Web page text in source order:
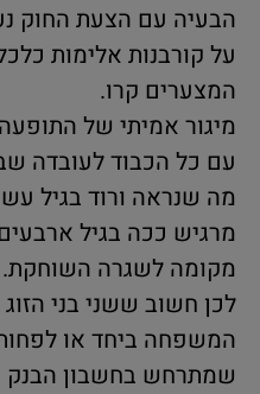
הבעיה עם הצעת החוק
על קורבנות אלימות
המצערים קרו.
מיגור אמיתי של
עם כל הכבוד לעובדה
מה שנראה ורוד בגיל
מרגיש ככה בגיל
מקומה לשגרה השוחקת.
לכן חשוב ששני בני
המשפחה ביחד או
שמתרחש בחשבון